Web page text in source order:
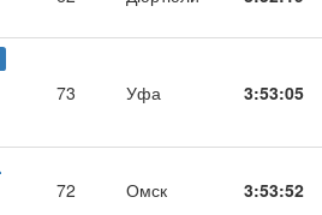
73 Уфа 3:53:05
72 Омск 3:53:52